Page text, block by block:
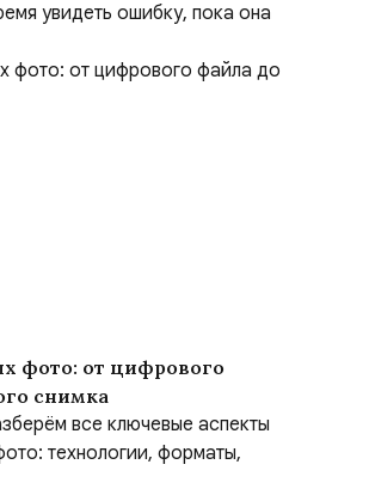
увидеть ошибку, пока она
фото: от цифрового
снимка
все ключевые аспекты
технологии, форматы,